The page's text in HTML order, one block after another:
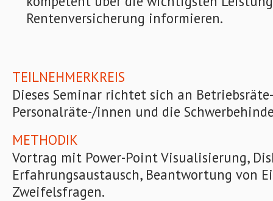
Rentenversicherung informieren.
TEILNEHMERKREIS
Dieses Seminar richtet sich an
Personalräte-/innen und die
METHODIK
Vortrag mit Power-Point Visualisierung,
Erfahrungsaustausch, Beantwortung von
Zweifelsfragen.